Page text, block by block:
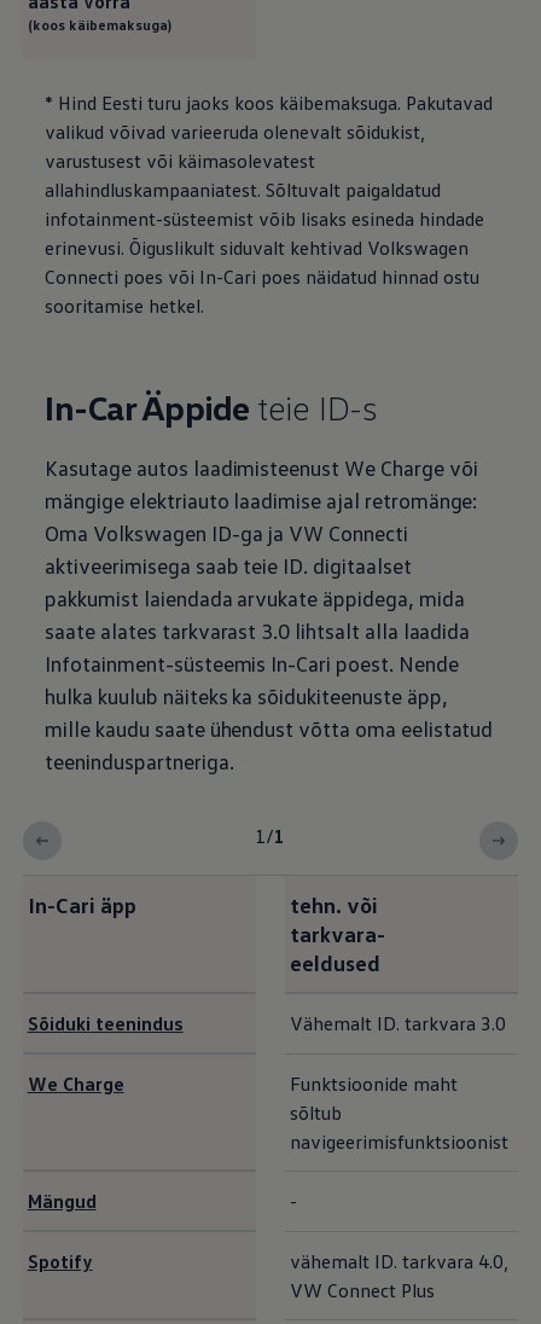
(koos käibemaksuga)
* Hind Eesti turu jaoks koos käibemaksuga. Pakutavad
valikud võivad varieeruda olenevalt sõidukist,
varustusest või käimasolevatest
allahindluskampaaniatest. Sõltuvalt paigaldatud
infotainment-süsteemist võib lisaks esineda hindade
erinevusi. Õiguslikult siduvalt kehtivad Volkswagen
Connecti poes või In-Cari poes näidatud hinnad ostu
sooritamise hetkel.
In-Car Äppide teie ID-s
Kasutage autos laadimisteenust We Charge või
mängige elektriauto laadimise ajal retromänge:
Oma Volkswagen ID-ga ja VW Connecti
aktiveerimisega saab teie ID. digitaalset
pakkumist laiendada arvukate äppidega, mida
saate alates tarkvarast 3.0 lihtsalt alla laadida
Infotainment-süsteemis In-Cari poest. Nende
hulka kuulub näiteks ka sõidukiteenuste äpp,
mille kaudu saate ühendust võtta oma eelistatud
teeninduspartneriga.
1 /1
In-Cari äpp
tehn. või
tarkvara-
eeldused
Sõiduki teenindus Vähemalt ID. tarkvara 3.0
We Charge
Funktsioonide maht
sõltub
navigeerimisfunktsioonist
Mängud -
Spotify
vähemalt ID. tarkvara 4.0,
VW Connect Plus